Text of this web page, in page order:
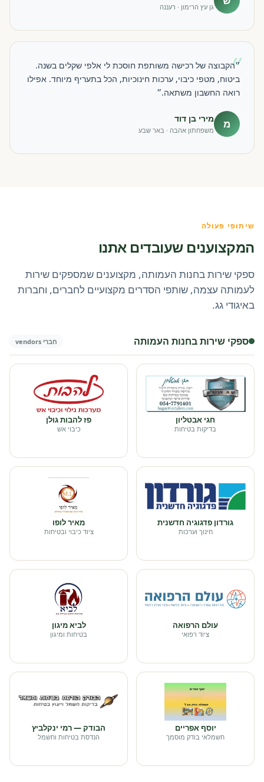
גן עץ הרימון · רעננה
״
״הקבוצה של רכישה משותפת חוסכת לי אלפי שקלים בשנה.
ביטוח, מטפי כיבוי, ערכות חינוכיות, הכל בתעריף מיוחד. אפילו
רואה החשבון משתאה.״
מ מירי בן דוד
משפחתון אהבה · באר שבע
שיתופי פעולה
המקצוענים שעובדים אתנו
ספקי שירות בחנות העמותה, מקצוענים שמספקים שירות
לעמותה עצמה, שותפי הסדרים מקצועיים לחברים, וחברות
באיגודי גג.
ספקי שירות בחנות העמותה חברי vendors
חגי אבטליון
בדיקות בטיחות
פז להבות גולן
כיבוי אש
גורדון פדגוגיה חדשנית
חינוך וערכות
מאיר לופו
ציוד כיבוי ובטיחות
עולם הרפואה
ציוד רפואי
לביא מיגון
בטיחות ומיגון
יוסף אפריים
חשמלאי בודק מוסמך
הבודק — רמי ינקלביץ
הנדסת בטיחות וחשמל